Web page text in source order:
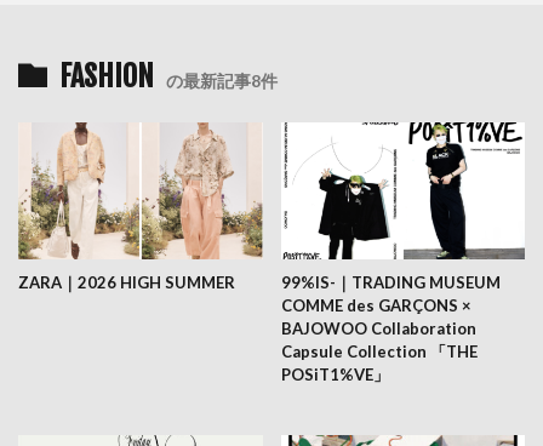
FASHION の最新記事8件
ZARA｜2026 HIGH SUMMER
99%IS-｜TRADING MUSEUM
COMME des GARÇONS ×
BAJOWOO Collaboration
Capsule Collection 「THE
POSiT1%VE」